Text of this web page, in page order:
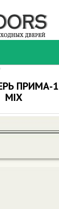
ПРИМА-
MIX